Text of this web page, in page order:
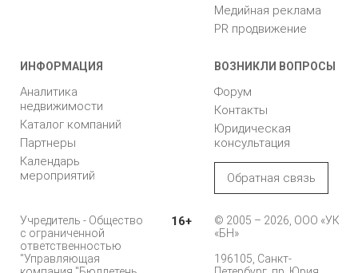
Медийная реклама
PR продвижение
ИНФОРМАЦИЯ
Аналитика
недвижимости
Каталог компаний
Партнеры
Календарь
мероприятий
ВОЗНИКЛИ ВОПРОСЫ
Форум
Контакты
Юридическая
консультация
Обратная связь
Учредитель - Общество
с ограниченной
ответственностью
"Управляющая
16+
© 2005 – 2026, ООО «УК
«БН»
196105, Санкт-